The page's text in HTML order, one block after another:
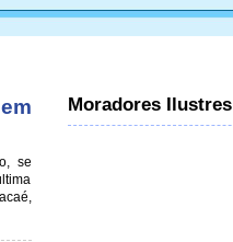
se
Moradores Ilustres